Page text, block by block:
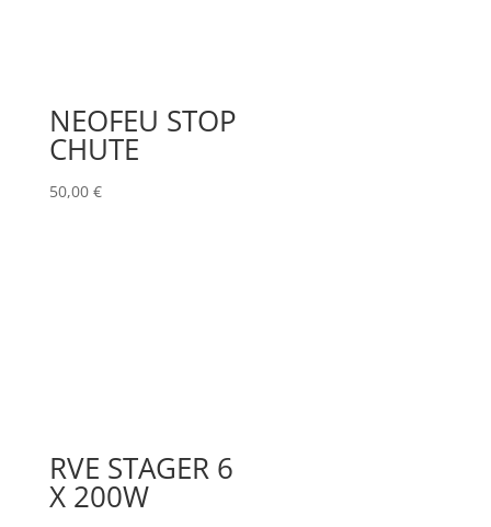
NEOFEU STOP
CHUTE
50,00 €
RVE STAGER 6
X 200W